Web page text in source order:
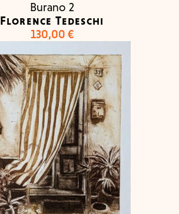
Burano 2
Florence Tedeschi
130,00 €